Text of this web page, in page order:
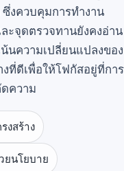
งควบคุมการทำงาน
ะจุดตรวจทานยังคงอ่าน
นความเปลี่ยนแปลงของ
ที่ดีเพื่อให้โฟกัสอยู่ที่การ
ความ
งสร้าง
ยนโยบาย